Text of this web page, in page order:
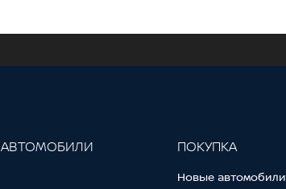
АВТОМОБИЛИ ПОКУПКА
Новые автомобили